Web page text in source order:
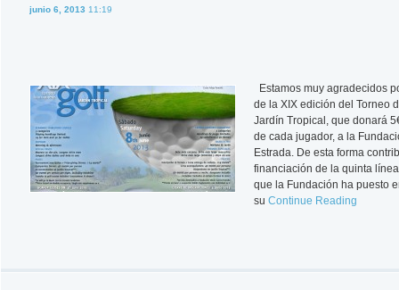
junio 6, 2013 11:19
Estamos muy agradecidos
de la XIX edición del Torneo
Jardín Tropical, que donará
de cada jugador, a la
Estrada. De esta forma
financiación de la quinta
que la Fundación ha puesto
su Continue Reading